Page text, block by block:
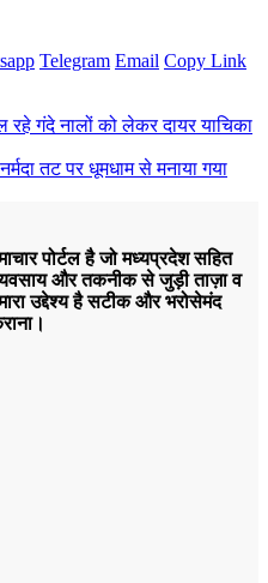
Telegram Email Copy Link
रहे गंदे नालों को लेकर दायर याचिका
तट पर धूमधाम से मनाया गया
पोर्टल है जो मध्यप्रदेश सहित
और तकनीक से जुड़ी ताज़ा व
उद्देश्य है सटीक और भरोसेमंद